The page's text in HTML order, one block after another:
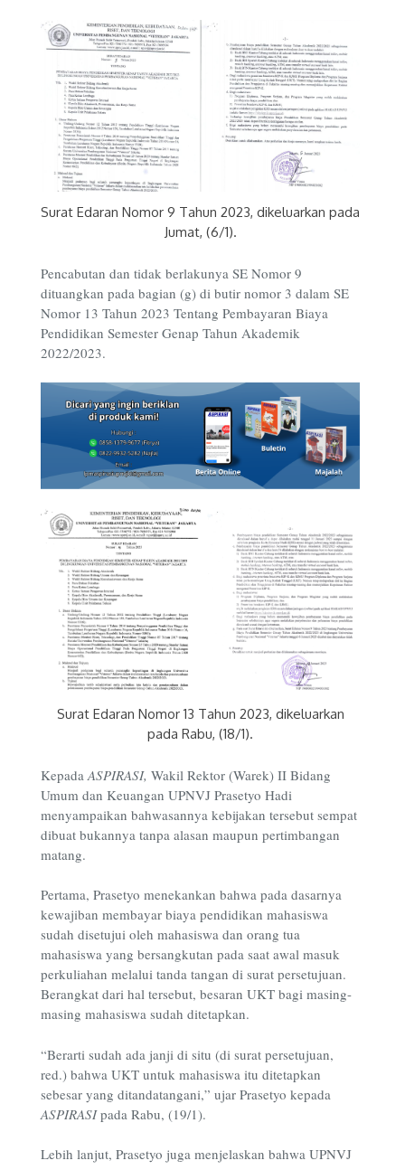
Surat Edaran Nomor 9 Tahun 2023, dikeluarkan pada
Jumat, (6/1).
Pencabutan dan tidak berlakunya SE Nomor 9
dituangkan pada bagian (g) di butir nomor 3 dalam SE
Nomor 13 Tahun 2023 Tentang Pembayaran Biaya
Pendidikan Semester Genap Tahun Akademik
2022/2023.
Surat Edaran Nomor 13 Tahun 2023, dikeluarkan
pada Rabu, (18/1).
Kepada ASPIRASI, Wakil Rektor (Warek) II Bidang
Umum dan Keuangan UPNVJ Prasetyo Hadi
menyampaikan bahwasannya kebijakan tersebut sempat
dibuat bukannya tanpa alasan maupun pertimbangan
matang.
Pertama, Prasetyo menekankan bahwa pada dasarnya
kewajiban membayar biaya pendidikan mahasiswa
sudah disetujui oleh mahasiswa dan orang tua
mahasiswa yang bersangkutan pada saat awal masuk
perkuliahan melalui tanda tangan di surat persetujuan.
Berangkat dari hal tersebut, besaran UKT bagi masing-
masing mahasiswa sudah ditetapkan.
“Berarti sudah ada janji di situ (di surat persetujuan,
red.) bahwa UKT untuk mahasiswa itu ditetapkan
sebesar yang ditandatangani,” ujar Prasetyo kepada
ASPIRASIpada Rabu, (19/1).
Lebih lanjut, Prasetyo juga menjelaskan bahwa UPNVJ